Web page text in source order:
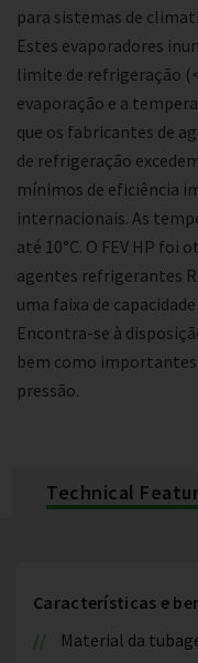
para sistemas de
Estes evaporadores
limite de refrigeração
evaporação e a
que os fabricantes de
de refrigeração
mínimos de eficiência
internacionais. As
até 10°C. O FEV HP
agentes refrigerantes
uma faixa de capacidade
Encontra-se à
bem como
pressão.
Technical
Características e
Material da